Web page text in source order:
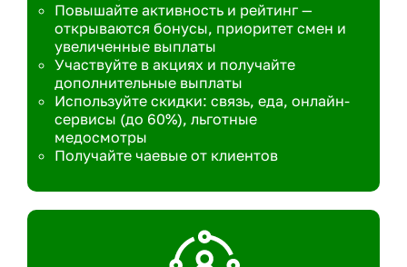
Повышайте активность и рейтинг —
открываются бонусы, приоритет смен и
увеличенные выплаты
Участвуйте в акциях и получайте
дополнительные выплаты
Используйте скидки: связь, еда, онлайн-
сервисы (до 60%), льготные
медосмотры
Получайте чаевые от клиентов